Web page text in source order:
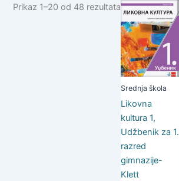
Prikaz 1–20 od 48 rezultata
Srednja škola
Likovna
kultura 1,
Udžbenik za 1.
razred
gimnazije-
Klett